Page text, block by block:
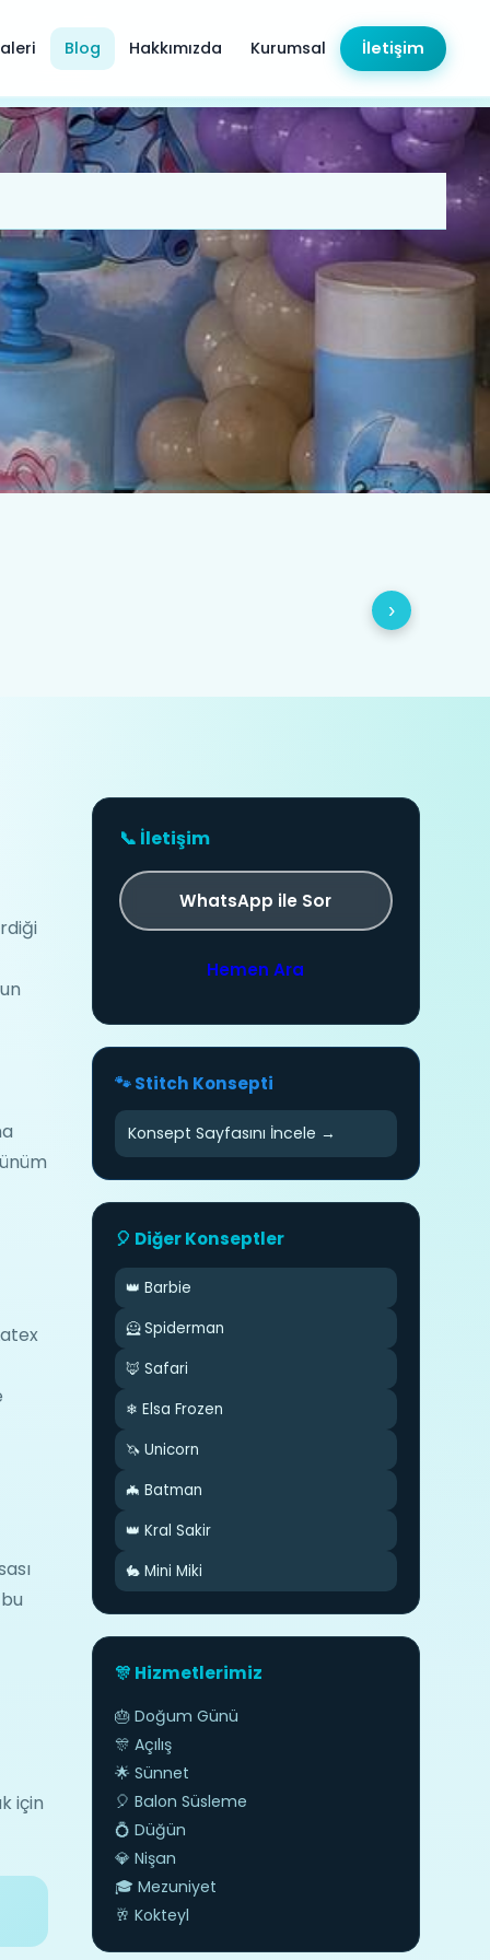
Blog Hakkımızda Kurumsal İletişim
›
için
📞 İletişim
WhatsApp ile Sor
Hemen Ara
🐾 Stitch Konsepti
Konsept Sayfasını İncele →
🎈 Diğer Konseptler
👑 Barbie
🦸 Spiderman
🦊 Safari
❄ Elsa Frozen
🦄 Unicorn
🦇 Batman
👑 Kral Sakir
🐇 Mini Miki
🎊 Hizmetlerimiz
🎂 Doğum Günü
🎊 Açılış
🌟 Sünnet
🎈 Balon Süsleme
💍 Düğün
💎 Nişan
🎓 Mezuniyet
🥂 Kokteyl